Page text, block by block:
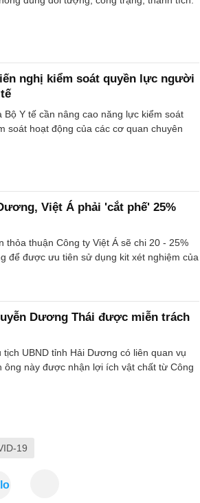
nghị kiểm soát quyền lực người
Bộ Y tế cần nâng cao năng lực kiểm soát
soát hoạt động của các cơ quan chuyên
Việt Á phải 'cắt phế' 25%
thỏa thuận Công ty Việt Á sẽ chi 20 - 25%
để được ưu tiên sử dụng kit xét nghiệm của
Dương Thái được miễn trách
UBND tỉnh Hải Dương có liên quan vụ
này được nhận lợi ích vật chất từ Công
19